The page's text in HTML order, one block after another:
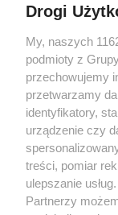
Żaden utwór
rozpowszechniany
tym także
eksploatacji w
bez pisemnej zgody
wykorzystanie
bez właściwej zgody,
prawnie.
Drogi
My, naszych
podmioty z
przechowujemy
przetwarzamy
identyfikatory,
urządzenie czy
treści, pomiar
ulepszanie
Partnerzy